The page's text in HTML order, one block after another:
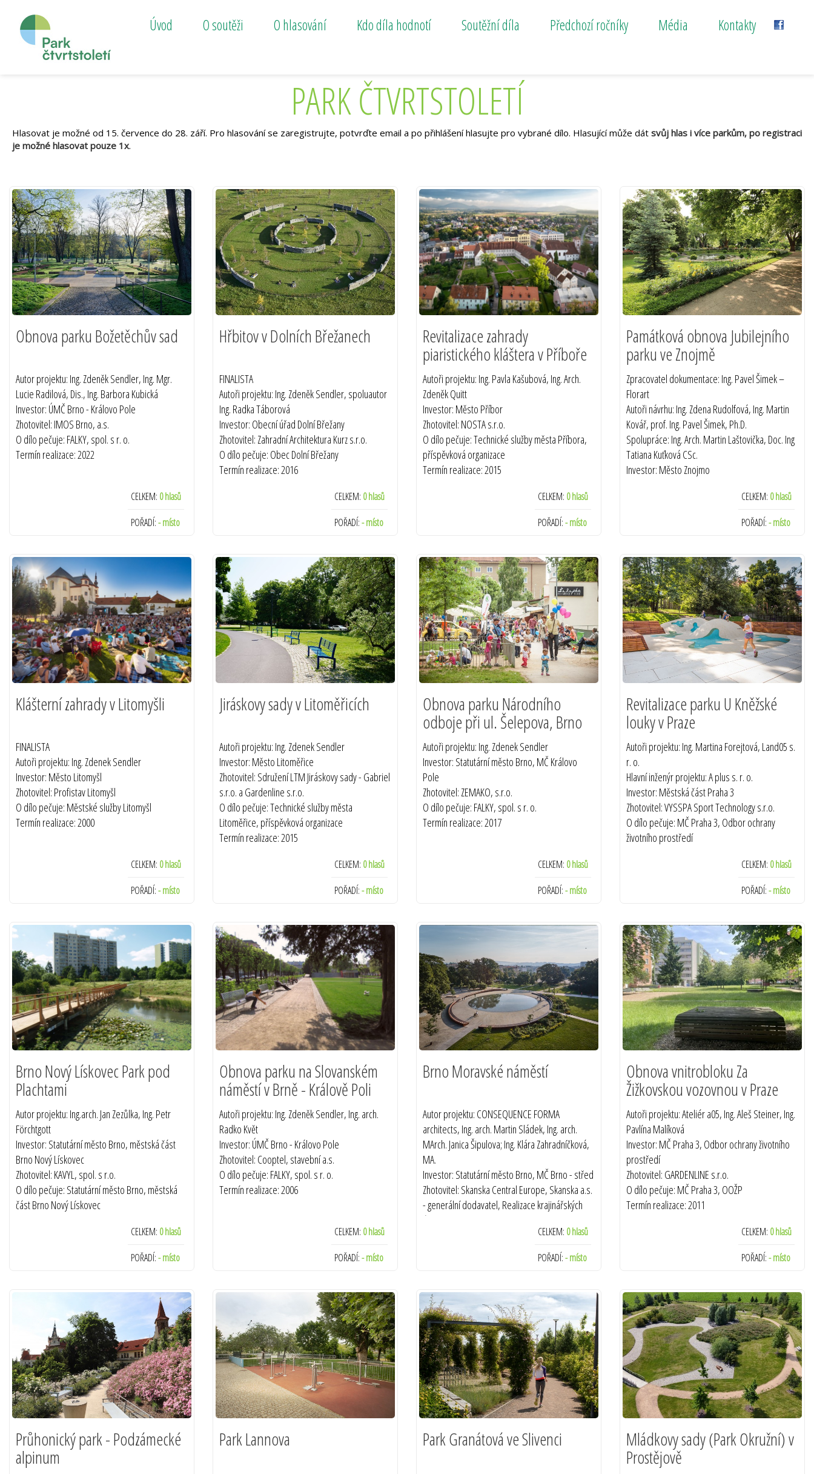
Úvod O soutěži O hlasování Kdo díla hodnotí Soutěžní díla Předchozí ročníky Média Kontakty
PARK ČTVRTSTOLETÍ
Hlasovat je možné od 15. července do 28. září. Pro hlasování se zaregistrujte, potvrďte email a po přihlášení hlasujte pro vybrané dílo. Hlasující může dát svůj hlas i více parkům, po registraci
je možné hlasovat pouze 1x.
Obnova parku Božetěchův sad
Autor projektu: Ing. Zdeněk Sendler, Ing. Mgr.
Lucie Radilová, Dis., Ing. Barbora Kubická
Investor: ÚMČ Brno - Královo Pole
Zhotovitel: IMOS Brno, a.s.
O dílo pečuje: FALKY, spol. s r. o.
Termín realizace: 2022
CELKEM: 0 hlasů
POŘADÍ:- místo
Hřbitov v Dolních Břežanech
FINALISTA
Autoři projektu: Ing. Zdeněk Sendler, spoluautor
Ing. Radka Táborová
Investor: Obecní úřad Dolní Břežany
Zhotovitel: Zahradní Architektura Kurz s.r.o.
O dílo pečuje: Obec Dolní Břežany
Termín realizace: 2016
CELKEM: 0 hlasů
POŘADÍ:- místo
Revitalizace zahrady
piaristického kláštera v Příboře
Autoři projektu: Ing. Pavla Kašubová, Ing. Arch.
Zdeněk Quitt
Investor: Město Příbor
Zhotovitel: NOSTA s.r.o.
O dílo pečuje: Technické služby města Příbora,
příspěvková organizace
Termín realizace: 2015
CELKEM: 0 hlasů
POŘADÍ:- místo
Památková obnova Jubilejního
parku ve Znojmě
Zpracovatel dokumentace: Ing. Pavel Šimek –
Florart
Autoři návrhu: Ing. Zdena Rudolfová, Ing. Martin
Kovář, prof. Ing. Pavel Šimek, Ph.D.
Spolupráce: Ing. Arch. Martin Laštovička, Doc. Ing
Tatiana Kuťková CSc.
Investor: Město Znojmo
O dílo pečuje: Městská zeleň Znojmo , p.o. ,
CELKEM: 0 hlasů
POŘADÍ:- místo
Klášterní zahrady v Litomyšli
FINALISTA
Autoři projektu: Ing. Zdenek Sendler
Investor: Město Litomyšl
Zhotovitel: Profistav Litomyšl
O dílo pečuje: Městské služby Litomyšl
Termín realizace: 2000
CELKEM: 0 hlasů
POŘADÍ:- místo
Jiráskovy sady v Litoměřicích
Autoři projektu: Ing. Zdenek Sendler
Investor: Město Litoměřice
Zhotovitel: Sdružení LTM Jiráskovy sady - Gabriel
s.r.o. a Gardenline s.r.o.
O dílo pečuje: Technické služby města
Litoměřice, příspěvková organizace
Termín realizace: 2015
CELKEM: 0 hlasů
POŘADÍ:- místo
Obnova parku Národního
odboje při ul. Šelepova, Brno
Autoři projektu: Ing. Zdenek Sendler
Investor: Statutární město Brno, MČ Královo
Pole
Zhotovitel: ZEMAKO, s.r.o.
O dílo pečuje: FALKY, spol. s r. o.
Termín realizace: 2017
CELKEM: 0 hlasů
POŘADÍ:- místo
Revitalizace parku U Kněžské
louky v Praze
Autoři projektu: Ing. Martina Forejtová, Land05 s.
r. o.
Hlavní inženýr projektu: A plus s. r. o.
Investor: Městská část Praha 3
Zhotovitel: VYSSPA Sport Technology s.r.o.
O dílo pečuje: MČ Praha 3, Odbor ochrany
životního prostředí
CELKEM: 0 hlasů
POŘADÍ:- místo
Brno Nový Lískovec Park pod
Plachtami
Autor projektu: Ing.arch. Jan Zezůlka, Ing. Petr
Förchtgott
Investor: Statutární město Brno, městská část
Brno Nový Lískovec
Zhotovitel: KAVYL, spol. s r.o.
O dílo pečuje: Statutární město Brno, městská
část Brno Nový Lískovec
CELKEM: 0 hlasů
POŘADÍ:- místo
Obnova parku na Slovanském
náměstí v Brně - Králově Poli
Autoři projektu: Ing. Zdeněk Sendler, Ing. arch.
Radko Květ
Investor: ÚMČ Brno - Královo Pole
Zhotovitel: Cooptel, stavební a.s.
O dílo pečuje: FALKY, spol. s r. o.
Termín realizace: 2006
CELKEM: 0 hlasů
POŘADÍ:- místo
Brno Moravské náměstí
Autor projektu: CONSEQUENCE FORMA
architects, Ing. arch. Martin Sládek, Ing. arch.
MArch. Janica Šipulova; Ing. Klára Zahradníčková,
MA.
Investor: Statutární město Brno, MČ Brno - střed
Zhotovitel: Skanska Central Europe, Skanska a.s.
- generální dodavatel, Realizace krajinářských
úprav: KAVYL, spol. s r. o., Cercis, spol. s r. o.,
Péče o stromy - Josef Haško, Ing. Jiří Zapadlo
O dílo pečuje: Odbor životního prostředí ÚMČ
CELKEM: 0 hlasů
POŘADÍ:- místo
Obnova vnitrobloku Za
Žižkovskou vozovnou v Praze
Autoři projektu: Ateliér a05, Ing. Aleš Steiner, Ing.
Pavlína Malíková
Investor: MČ Praha 3, Odbor ochrany životního
prostředí
Zhotovitel: GARDENLINE s.r.o.
O dílo pečuje: MČ Praha 3, OOŽP
Termín realizace: 2011
CELKEM: 0 hlasů
POŘADÍ:- místo
Průhonický park - Podzámecké
alpinum
Park Lannova Park Granátová ve Slivenci Mládkovy sady (Park Okružní) v
Prostějově